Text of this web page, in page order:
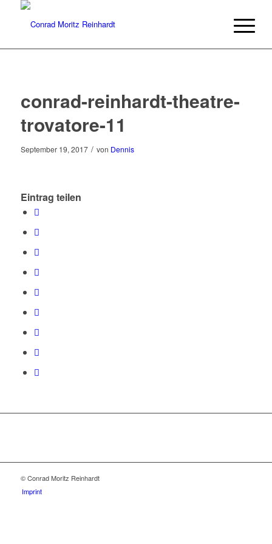
conrad-reinhardt-theatre-
trovatore-11
September 19, 2017 / von Dennis
Eintrag teilen
© Conrad Moritz Reinhardt
Imprint